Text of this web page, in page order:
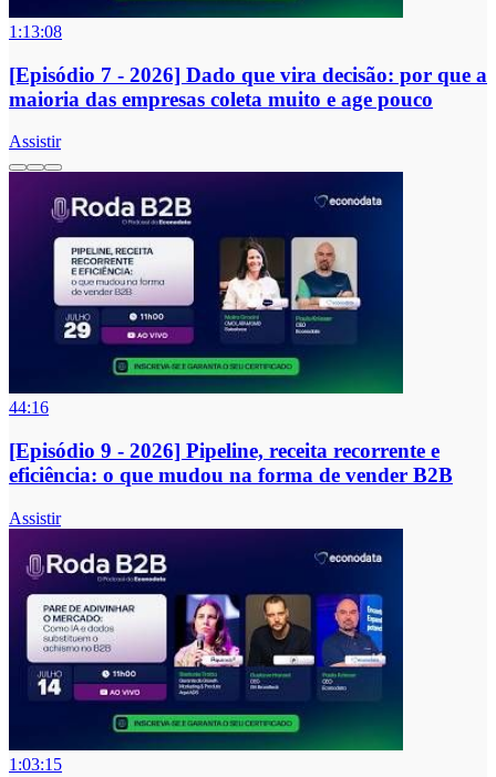
1:13:08
[Episódio 7 - 2026] Dado que vira decisão: por que a
maioria das empresas coleta muito e age pouco
Assistir
44:16
[Episódio 9 - 2026] Pipeline, receita recorrente e
eficiência: o que mudou na forma de vender B2B
Assistir
1:03:15